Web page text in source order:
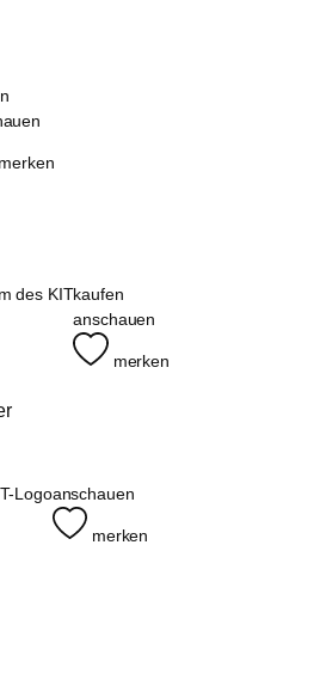
merken
kaufen
anschauen
merken
anschauen
merken